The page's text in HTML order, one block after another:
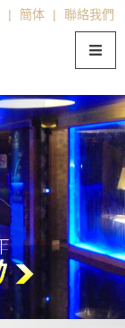
| 簡体 | 聯絡我們